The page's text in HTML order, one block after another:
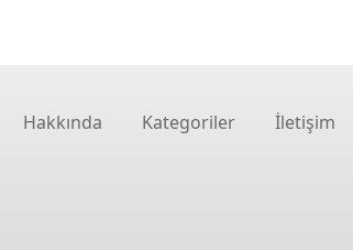
Hakkında Kategoriler İletişim